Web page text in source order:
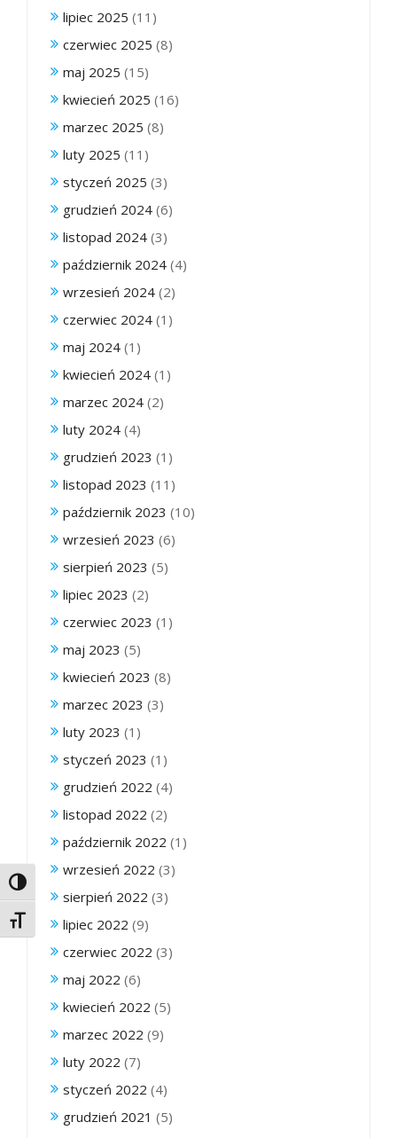
Toggle High Contrast
Toggle Font size
lipiec 2025 (11)
czerwiec 2025 (8)
maj 2025 (15)
kwiecień 2025 (16)
marzec 2025 (8)
luty 2025 (11)
styczeń 2025 (3)
grudzień 2024 (6)
listopad 2024 (3)
październik 2024 (4)
wrzesień 2024 (2)
czerwiec 2024 (1)
maj 2024 (1)
kwiecień 2024 (1)
marzec 2024 (2)
luty 2024 (4)
grudzień 2023 (1)
listopad 2023 (11)
październik 2023 (10)
wrzesień 2023 (6)
sierpień 2023 (5)
lipiec 2023 (2)
czerwiec 2023 (1)
maj 2023 (5)
kwiecień 2023 (8)
marzec 2023 (3)
luty 2023 (1)
styczeń 2023 (1)
grudzień 2022 (4)
listopad 2022 (2)
październik 2022 (1)
wrzesień 2022 (3)
sierpień 2022 (3)
lipiec 2022 (9)
czerwiec 2022 (3)
maj 2022 (6)
kwiecień 2022 (5)
marzec 2022 (9)
luty 2022 (7)
styczeń 2022 (4)
grudzień 2021 (5)